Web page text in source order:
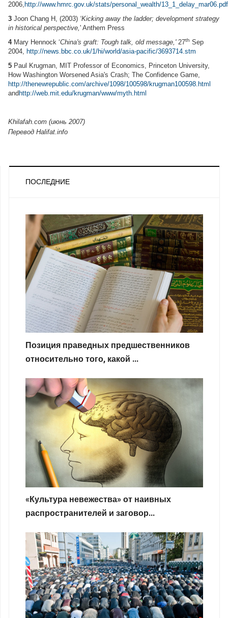
2006, http://www.hmrc.gov.uk/stats/personal_wealth/13_1_delay_mar06.pdf
3 Joon Chang H, (2003) ‘Kicking away the ladder; development strategy
in historical perspective,' Anthem Press
4 Mary Hennock ‘China's graft: Tough talk, old message,'27th Sep
2004, http://news.bbc.co.uk/1/hi/world/asia-pacific/3693714.stm
5 Paul Krugman, MIT Professor of Economics, Princeton University,
How Washington Worsened Asia's Crash; The Confidence Game,
http://thenewrepublic.com/archive/1098/100598/krugman100598.html
and http://web.mit.edu/krugman/www/myth.html
Khilafah.com (июнь 2007)
Перевод Halifat.info
ПОСЛЕДНИЕ
Позиция праведных предшественников
относительно того, какой ...
«Культура невежества» от наивных
распространителей и заговор...